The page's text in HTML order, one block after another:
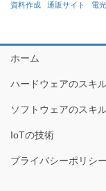
資料作成 通販サイト 電
ホーム
ハードウェアのスキ
ソフトウェアのスキ
IoTの技術
プライバシーポリシー